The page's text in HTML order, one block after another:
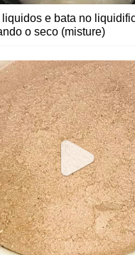
liquidos e bata no
o seco (misture)